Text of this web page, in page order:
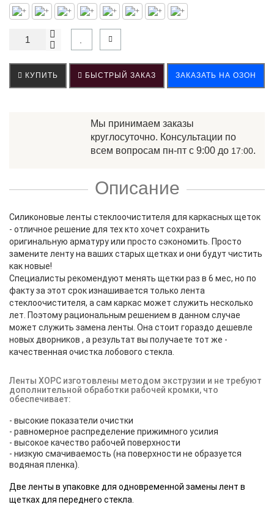
КУПИТЬ БЫСТРЫЙ ЗАКАЗ ЗАКАЗАТЬ НА ОЗОН
Мы принимаем заказы
круглосуточно. Консультации по
всем вопросам пн-пт с 9:00 до 17:00.
Описание
Силиконовые ленты стеклоочистителя для каркасных щеток
- отличное решение для тех кто хочет сохранить
оригинальную арматуру или просто сэкономить. Просто
замените ленту на ваших старых щетках и они будут чистить
как новые!
Специалисты рекомендуют менять щетки раз в 6 мес, но по
факту за этот срок изнашивается только лента
стеклоочистителя, а сам каркас может служить несколько
лет. Поэтому рациональным решением в данном случае
может служить замена ленты. Она стоит гораздо дешевле
новых дворников , а результат вы получаете тот же -
качественная очистка лобового стекла.
Л енты ХОРС изготовлены методом экструзии и не требуют
дополнительной обработки рабочей кромки, что
обеспечивает:
- высокие показатели очистки
- равномерное распределение прижимного усилия
- высокое качество рабочей поверхности
- низкую смачиваемость (на поверхности не образуется
водяная пленка).
Две ленты в упаковке для одновременной замены лент в
щетках для переднего стекла.